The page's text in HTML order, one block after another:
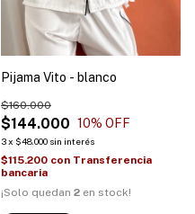
Pijama Vito - blanco
$144.000
$160.000
10% OFF
3x $48.000 sin interés
$115.200 con Transferencia
bancaria
¡Solo quedan 2 en stock!